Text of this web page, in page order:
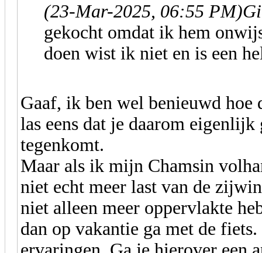
(23-Mar-2025, 06:55 PM)
gekocht omdat ik hem
doen wist ik niet en is een
Gaaf, ik ben wel benieuwd
las eens dat je daarom
tegenkomt.
Maar als ik mijn Chamsin
niet echt meer last van de
niet alleen meer oppervlakte
dan op vakantie ga met de